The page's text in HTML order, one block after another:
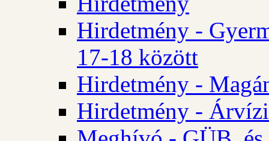
Hirdetmény -
17-18 között
Hirdetmény -
Hirdetmény -